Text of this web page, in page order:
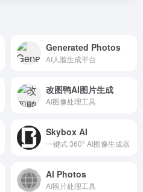
Generated Photos
AI人脸生成平台
改图鸭AI图片生成
AI图像处理工具
Skybox AI
一键式 360° AI图像生成器
Al Photos
AI照片处理工具